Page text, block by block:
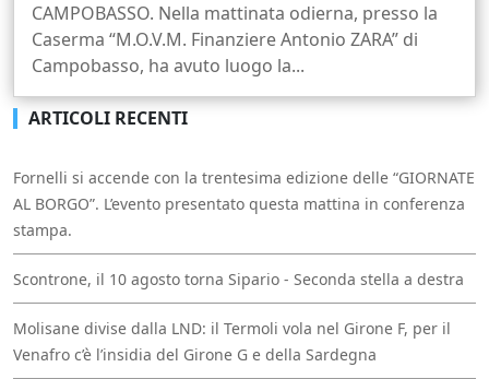
CAMPOBASSO. Nella mattinata odierna, presso la
Caserma “M.O.V.M. Finanziere Antonio ZARA” di
Campobasso, ha avuto luogo la...
ARTICOLI RECENTI
Fornelli si accende con la trentesima edizione delle “GIORNATE
AL BORGO”. L’evento presentato questa mattina in conferenza
stampa.
Scontrone, il 10 agosto torna Sipario - Seconda stella a destra
Molisane divise dalla LND: il Termoli vola nel Girone F, per il
Venafro c’è l’insidia del Girone G e della Sardegna